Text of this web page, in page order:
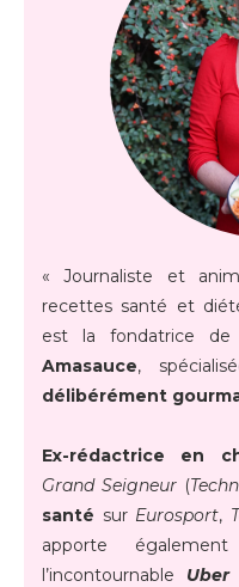
« Journaliste et
recettes santé et
est la fondatrice
Amasauce,
délibérément
Ex-rédactrice en
Grand Seigneur(
santé sur Eurosport,
apporte
l’incontournable Uber